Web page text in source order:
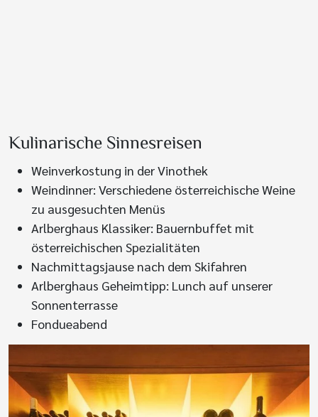
Kulinarische Sinnesreisen
Weinverkostung in der Vinothek
Weindinner: Verschiedene österreichische Weine
zu ausgesuchten Menüs
Arlberghaus Klassiker: Bauernbuffet mit
österreichischen Spezialitäten
Nachmittagsjause nach dem Skifahren
Arlberghaus Geheimtipp: Lunch auf unserer
Sonnenterrasse
Fondueabend